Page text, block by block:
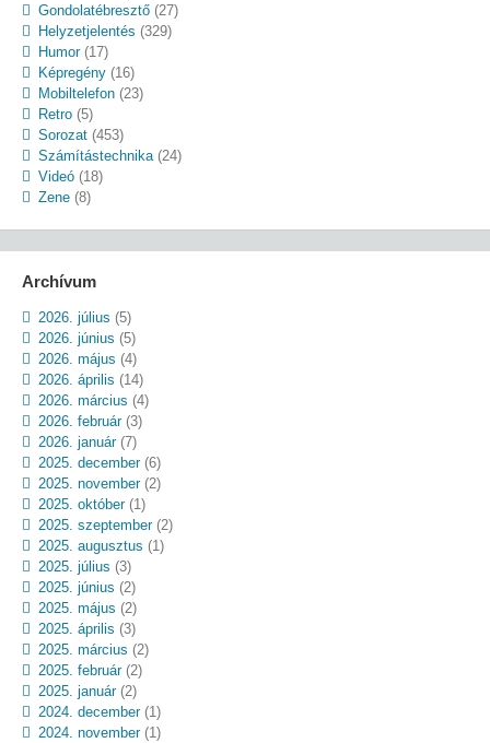
Gondolatébresztő(27)
Helyzetjelentés (329)
Humor(17)
Képregény(16)
Mobiltelefon(23)
Retro(5)
Sorozat(453)
Számítástechnika(24)
Videó(18)
Zene(8)
Archívum
2026. július (5)
2026. június (5)
2026. május (4)
2026. április (14)
2026. március (4)
2026. február(3)
2026. január(7)
2025. december(6)
2025. november(2)
2025. október(1)
2025. szeptember(2)
2025. augusztus (1)
2025. július (3)
2025. június (2)
2025. május (2)
2025. április (3)
2025. március (2)
2025. február(2)
2025. január(2)
2024. december(1)
2024. november(1)